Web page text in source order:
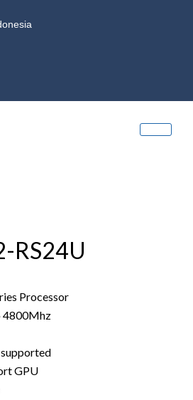
RS24U
Processor
4800Mhz
GPU